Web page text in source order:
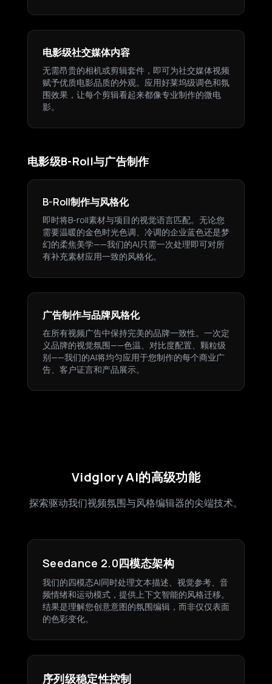
电影级社交媒体内容
无需昂贵的相机或剪辑套件，即可为社交媒体视频
赋予优质电影品质的外观。应用好莱坞级调色和氛
围效果，让每个剪辑看起来都像专业制作的微电
影。
电影级B-Roll与广告制作
B-Roll制作与风格化
即时将B-roll素材与项目的视觉语言匹配。无论您
需要温暖的金色时光色调、冷调的企业蓝色还是梦
幻的柔焦美学——我们的AI只需一次处理即可对所
有补充素材应用一致的风格化。
广告制作与品牌风格化
在所有视频广告中保持完美的品牌一致性。一次定
义品牌的视觉氛围——色温、对比度配置、颗粒级
别——我们的AI将均匀应用于您制作的每个商业广
告、客户证言和产品展示。
Vidglory AI的高级功能
探索驱动我们视频氛围与风格编辑器的尖端技术。
Seedance 2.0四模态架构
我们的四模态AI同时处理文本描述、视觉参考、音
频情绪和运动模式，提供上下文智能的风格迁移。
结果是理解您创意意图的氛围编辑，而非仅仅表面
的色彩变化。
序列级稳定性控制